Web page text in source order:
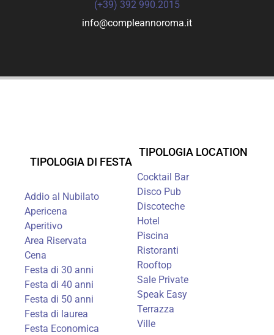
(+39) 392 990.2015
info@compleannoroma.it
TIPOLOGIA DI FESTA
Addio al Nubilato
Apericena
Aperitivo
Area Riservata
Cena
Festa di 30 anni
Festa di 40 anni
Festa di 50 anni
Festa di laurea
Festa Economica
TIPOLOGIA LOCATION
Cocktail Bar
Disco Pub
Discoteche
Hotel
Piscina
Ristoranti
Rooftop
Sale Private
Speak Easy
Terrazza
Ville